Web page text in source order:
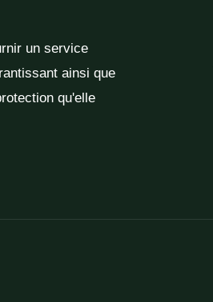
un service
ainsi que
qu'elle